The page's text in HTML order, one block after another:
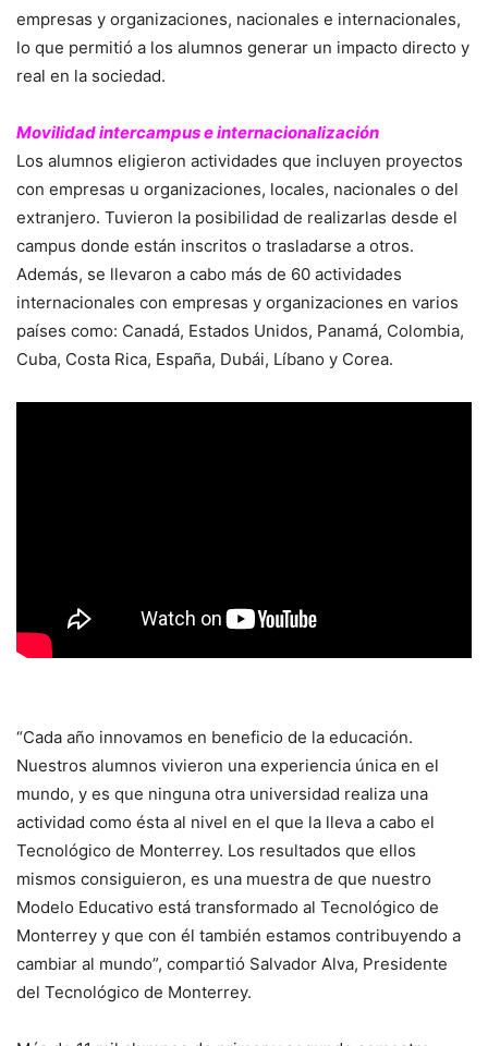
empresas y organizaciones, nacionales e internacionales,
lo que permitió a los alumnos generar un impacto directo y
real en la sociedad.
Movilidad intercampus e internacionalización
Los alumnos eligieron actividades que incluyen proyectos
con empresas u organizaciones, locales, nacionales o del
extranjero. Tuvieron la posibilidad de realizarlas desde el
campus donde están inscritos o trasladarse a otros.
Además, se llevaron a cabo más de 60 actividades
internacionales con empresas y organizaciones en varios
países como: Canadá, Estados Unidos, Panamá, Colombia,
Cuba, Costa Rica, España, Dubái, Líbano y Corea.
“Cada año innovamos en beneficio de la educación.
Nuestros alumnos vivieron una experiencia única en el
mundo, y es que ninguna otra universidad realiza una
actividad como ésta al nivel en el que la lleva a cabo el
Tecnológico de Monterrey. Los resultados que ellos
mismos consiguieron, es una muestra de que nuestro
Modelo Educativo está transformado al Tecnológico de
Monterrey y que con él también estamos contribuyendo a
cambiar al mundo”, compartió Salvador Alva, Presidente
del Tecnológico de Monterrey.